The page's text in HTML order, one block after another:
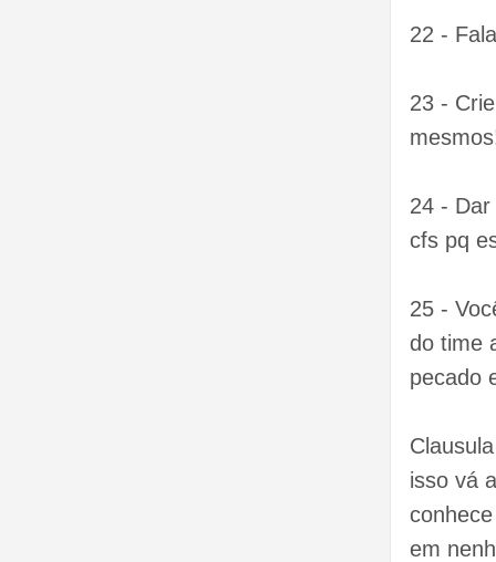
22 -
23 -
24 -
cfs pq
25 -
do time
pecado
isso vá
em